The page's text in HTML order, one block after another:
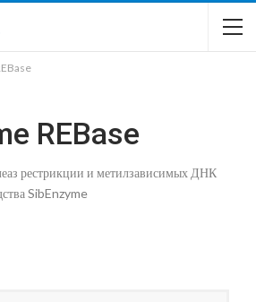
REBase
рестрикции и метилзависимых ДНК
SibEnzyme